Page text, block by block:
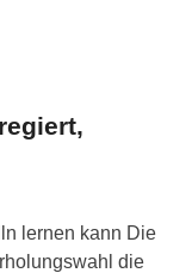
lernen kann Die
die